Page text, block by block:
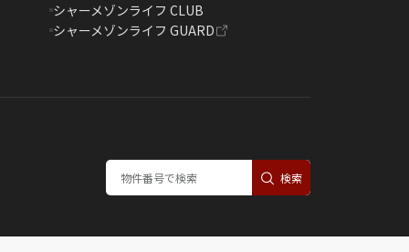
シャーメゾンライフ CLUB
シャーメゾンライフ GUARD